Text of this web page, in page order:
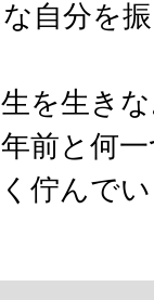
自分を
を生き
前と何
佇んで